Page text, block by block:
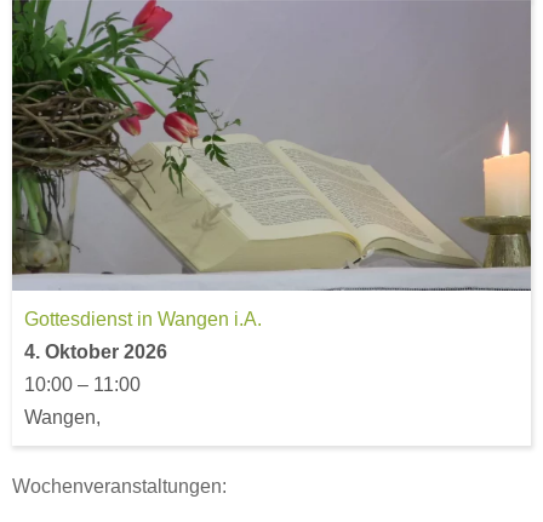
Gottesdienst in Wangen i.A.
4. Oktober 2026
10:00 – 11:00
Wangen,
Wochenveranstaltungen: